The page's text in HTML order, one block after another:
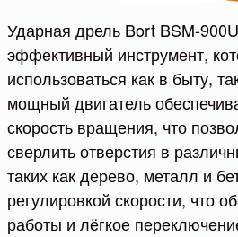
Ударная дрель Bort BSM-
эффективный инструмент,
использоваться как в быту,
мощный двигатель
скорость вращения, что
сверлить отверстия в
таких как дерево, металл и
регулировкой скорости, что
работы и лёгкое